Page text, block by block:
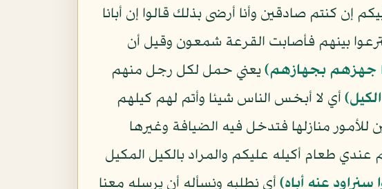
إن كنتم صادقين وأنا أرضى بذلك قالوا إن أبانا
بينهم فأصابت القرعة شمعون وقيل أن
جهزهم بجهازهم﴾يعني حمل لكل رجل منهم
أي لا أبخس الناس شيئا وأتم لهم كيلهم
منازلها فتدخل فيه الضيافة وغيرها
طعام أكيله عليكم والمراد بالكيل المكيل
سنراود عنه أباه﴾ أي نطلبه ونسأله أن يرسله معنا